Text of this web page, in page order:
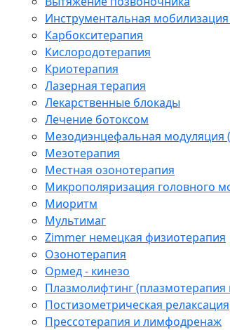
Инструментальная
Карбокситерапия
Кислородотерапия
Криотерапия
Лазерная терапия
Лекарственные блокады
Лечение ботоксом
Мезодиэнцефальная
Мезотерапия
Местная озонотерапия
Микрополяризация головного
Миоритм
Мультимаг
Zimmer немецкая физиотерапия
Озонотерапия
Ормед - кинезо
Плазмолифтинг (плазмотерапия
Постизометрическая релаксация
Прессотерапия и лимфодренаж